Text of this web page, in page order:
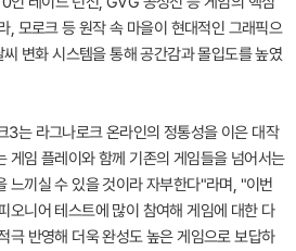
, 모로크 등 원작 속 마을이 현대적인 그래픽으
변화 시스템을 통해 공간감과 몰입도를 높였
3는 라그나로크 온라인의 정통성을 이은 대작
게임 플레이와 함께 기존의 게임들을 넘어서는
느끼실 수 있을 것이라 자부한다"라며, "이번
오니어 테스트에 많이 참여해 게임에 대한 다
극 반영해 더욱 완성도 높은 게임으로 보답하